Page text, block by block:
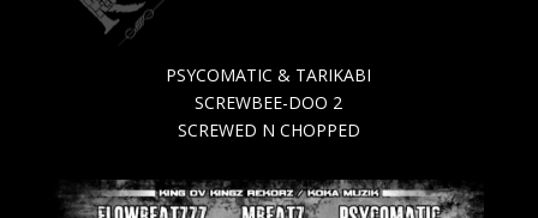
PSYCOMATIC & TARIKABI
SCREWBEE-DOO 2
SCREWED N CHOPPED